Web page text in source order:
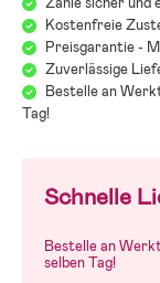
Kostenfreie
Preisgarantie -
Zuverlässige
Bestelle an
Tag!
Schnelle
Bestelle an
selben Tag!